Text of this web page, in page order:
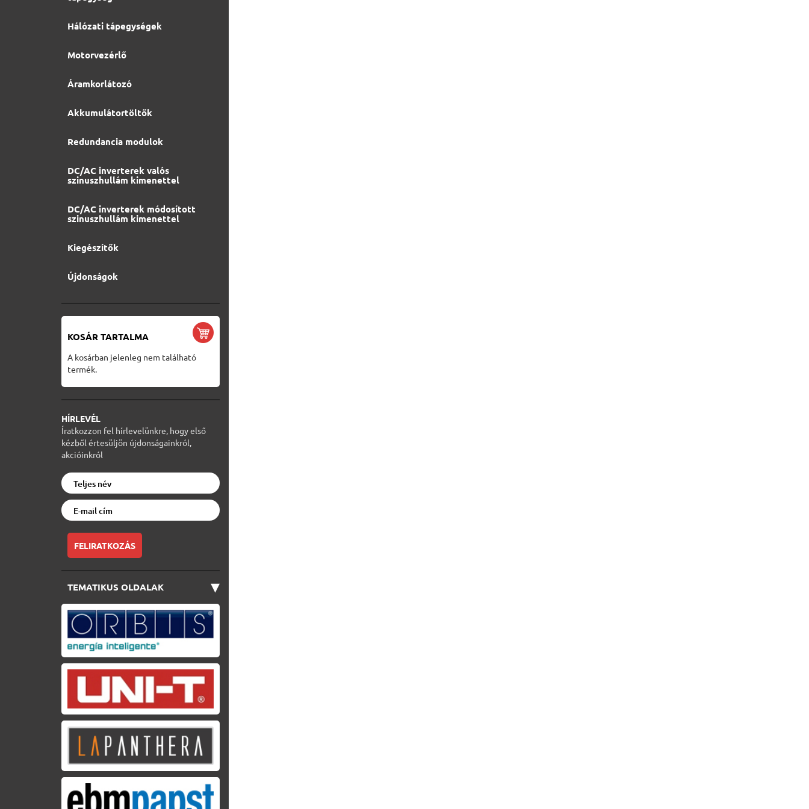
Hálózati tápegységek
Motorvezérlő
Áramkorlátozó
Akkumulátortöltők
Redundancia modulok
DC/AC inverterek valós
szinuszhullám kimenettel
DC/AC inverterek módosított
szinuszhullám kimenettel
Kiegészítők
Újdonságok
KOSÁR TARTALMA
A kosárban jelenleg nem található
termék.
HÍRLEVÉL
Íratkozzon fel hírlevelünkre, hogy első
kézből értesüljön újdonságainkról,
akcióinkról
FELIRATKOZÁS
TEMATIKUS OLDALAK ▾